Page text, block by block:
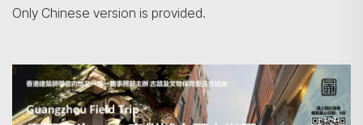
Only Chinese version is provided.